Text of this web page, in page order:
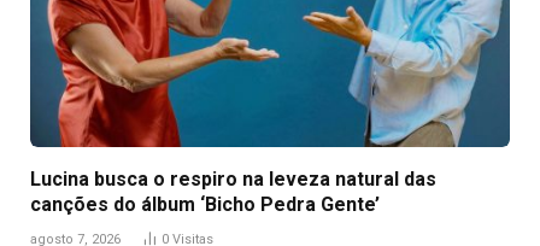
Lucina busca o respiro na leveza natural das
canções do álbum ‘Bicho Pedra Gente’
agosto 7, 2026 0 Visitas